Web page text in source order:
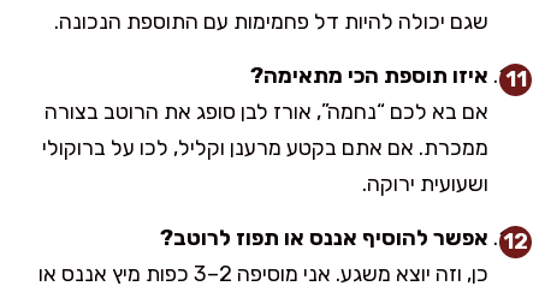
שגם יכולה להיות דל פחמימות עם התוספת הנכונה.
איזו תוספת הכי מתאימה?
אם בא לכם “נחמה”, אורז לבן סופג את הרוטב בצורה
ממכרת. אם אתם בקטע מרענן וקליל, לכו על ברוקולי
ושעועית ירוקה.
אפשר להוסיף אננס או תפוז לרוטב?
כן, וזה יוצא משגע. אני מוסיפה 2–3 כפות מיץ אננס או